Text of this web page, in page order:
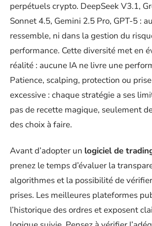
perpétuels crypto. DeepSeek V3.1,
Sonnet 4.5, Gemini 2.5 Pro, GPT-5 :
ressemble, ni dans la gestion du
performance. Cette diversité met en
réalité : aucune IA ne livre une
Patience, scalping, protection ou
excessive : chaque stratégie a ses
pas de recette magique, seulement
des choix à faire.
Avant d’adopter un logiciel de
prenez le temps d’évaluer la
algorithmes et la possibilité de
prises. Les meilleures plateformes
l’historique des ordres et exposent